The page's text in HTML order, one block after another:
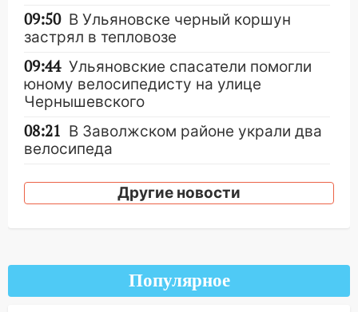
09:50 В Ульяновске черный коршун
застрял в тепловозе
09:44 Ульяновские спасатели помогли
юному велосипедисту на улице
Чернышевского
08:21 В Заволжском районе украли два
велосипеда
07:18 В Ульяновск идет
тридцатиградусная жара: какая будет
юристы помогли женщине засудить УК
за плесень на стенах
Другие новости
Популярное